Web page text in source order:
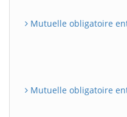
Mutuelle obligatoire
Mutuelle obligatoire